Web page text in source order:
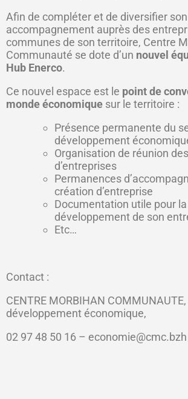
Afin de compléter et de diversifier son
accompagnement auprès des
communes de son territoire, Centre
Communauté se dote d’un nouvel
Hub Enerco.
Ce nouvel espace est le point de
monde économique sur le territoire :
Présence permanente du
développement
Organisation de réunion
d’entreprises
Permanences
création d’entreprise
Documentation utile pour
développement de son
Etc…
Contact :
CENTRE MORBIHAN
développement économique,
02 97 48 50 16 – economie@cmc.bzh